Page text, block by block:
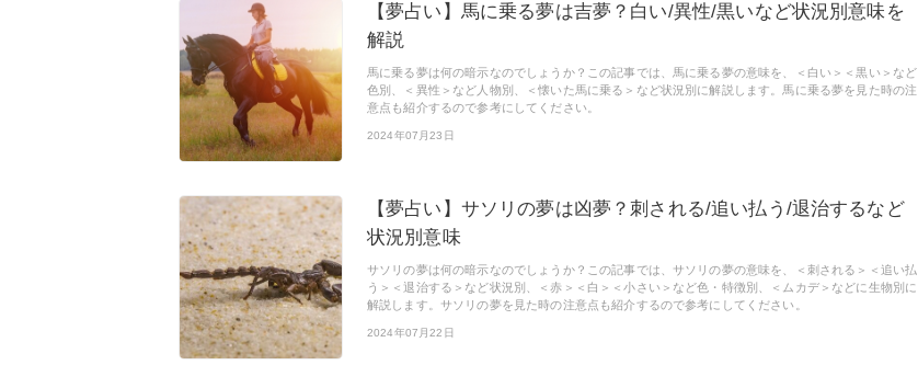
【夢占い】馬に乗る夢は吉夢？白い/異性/黒いなど状況別意味を
解説
馬に乗る夢は何の暗示なのでしょうか？この記事では、馬に乗る夢の意味を、＜白い＞＜黒い＞など
色別、＜異性＞など人物別、＜懐いた馬に乗る＞など状況別に解説します。馬に乗る夢を見た時の注
意点も紹介するので参考にしてください。
2024年07月23日
【夢占い】サソリの夢は凶夢？刺される/追い払う/退治するなど
状況別意味
サソリの夢は何の暗示なのでしょうか？この記事では、サソリの夢の意味を、＜刺される＞＜追い払
う＞＜退治する＞など状況別、＜赤＞＜白＞＜小さい＞など色・特徴別、＜ムカデ＞などに生物別に
解説します。サソリの夢を見た時の注意点も紹介するので参考にしてください。
2024年07月22日